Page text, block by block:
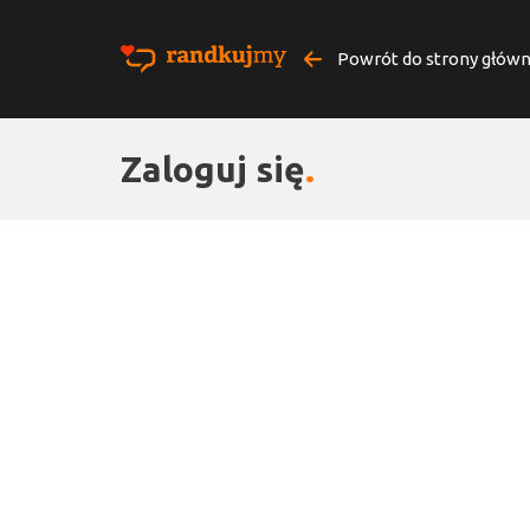
Powrót do strony
Zaloguj się